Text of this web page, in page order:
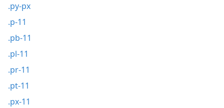
.py-px
.p-11
.pb-11
.pl-11
.pr-11
.pt-11
.px-11